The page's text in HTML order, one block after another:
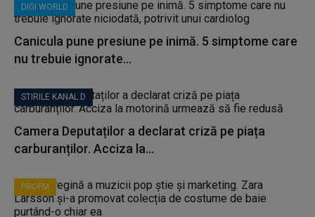
DIGI WORLD
Canicula pune presiune pe inimă. 5 simptome care
nu trebuie ignorate...
STIRILE KANAL D
Camera Deputaților a declarat criză pe piața
carburanților. Acciza la...
PROFM